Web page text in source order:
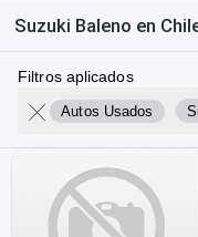
Suzuki Baleno en
Filtros aplicados
Autos Usados